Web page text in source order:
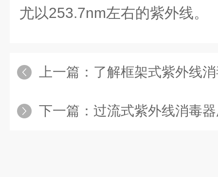
尤以253.7nm左右的紫外线。
上一篇： 了解框架式紫外线消毒
下一篇： 过流式紫外线消毒